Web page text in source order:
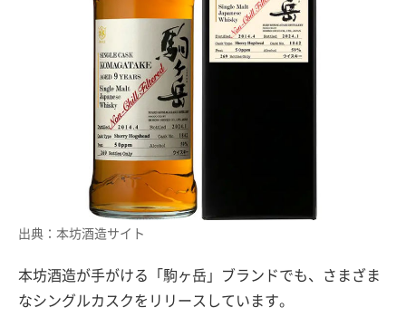
出典：本坊酒造サイト
本坊酒造が手がける「駒ヶ岳」ブランドでも、さまざま
なシングルカスクをリリースしています。